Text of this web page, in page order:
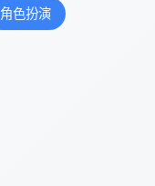
角色扮演